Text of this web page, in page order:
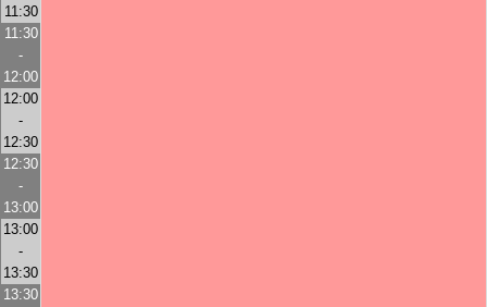
11:30
11:30
-
12:00
12:00
-
12:30
12:30
-
13:00
13:00
-
13:30
13:30